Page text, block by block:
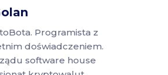
Programista z
doświadczeniem.
software house